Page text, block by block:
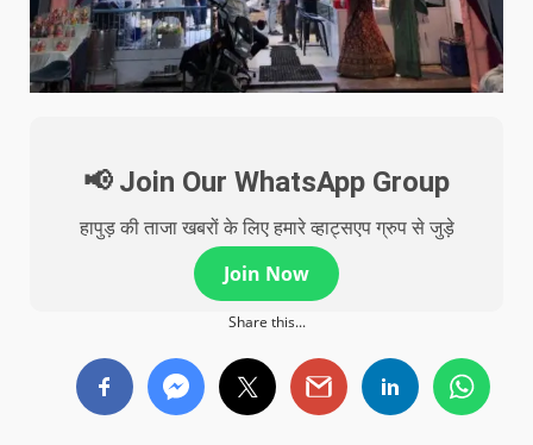
📢 Join Our WhatsApp Group
हापुड़ की ताजा खबरों के लिए हमारे व्हाट्सएप ग्रुप से जुड़े
Join Now
Share this...